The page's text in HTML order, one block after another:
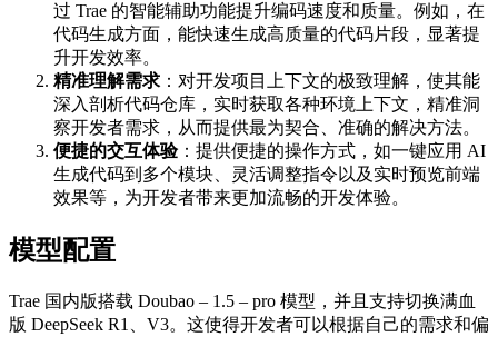
过 Trae 的智能辅助功能提升编码速度和质量。例如，在
代码生成方面，能快速生成高质量的代码片段，显著提
升开发效率。
精准理解需求 ：对开发项目上下文的极致理解，使其能
深入剖析代码仓库，实时获取各种环境上下文，精准洞
察开发者需求，从而提供最为契合、准确的解决方法。
便捷的交互体验：提供便捷的操作方式，如一键应用 AI
生成代码到多个模块、灵活调整指令以及实时预览前端
效果等，为开发者带来更加流畅的开发体验。
模型配置
Trae 国内版搭载 Doubao – 1.5 – pro 模型，并且支持切换满血
版 DeepSeek R1、V3。这使得开发者可以根据自己的需求和偏